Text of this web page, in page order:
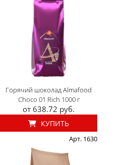
Горячий шоколад Almafood
Choco 01 Rich 1000 г
от 638.72 руб.
КУПИТЬ
Арт. 1630